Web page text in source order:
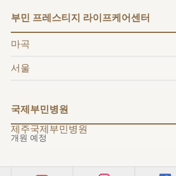
부민 프레스티지 라이프케어센터
마곡
서울
국제부민병원
제주국제부민병원
개원 예정